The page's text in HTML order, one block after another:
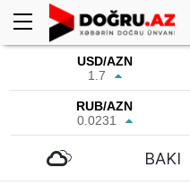
USD/AZN
1.7
RUB/AZN
0.0231
BAKI